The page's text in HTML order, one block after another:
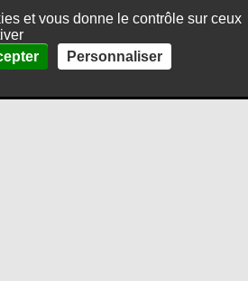
MENU
par territoires >Suriname
et vous donne le contrôle sur ceux
Personnaliser